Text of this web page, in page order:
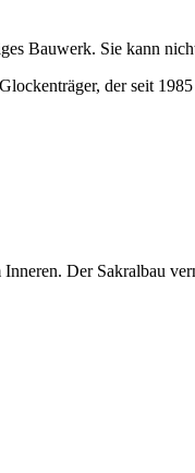
Bauwerk. Sie kann
der seit
Der Sakralbau